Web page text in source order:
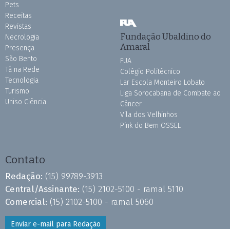
Pets
Receitas
Revistas
Necrologia
Presença
São Bento
Tá na Rede
Tecnologia
Turismo
Uniso Ciência
Fundação Ubaldino do
Amaral
FUA
Colégio Politécnico
Lar Escola Monteiro Lobato
Liga Sorocabana de Combate ao
Câncer
Vila dos Velhinhos
Pink do Bem OSSEL
Contato
Redação: (15) 99789-3913
Central/Assinante: (15) 2102-5100 - ramal 5110
Comercial: (15) 2102-5100 - ramal 5060
Enviar e-mail para Redação